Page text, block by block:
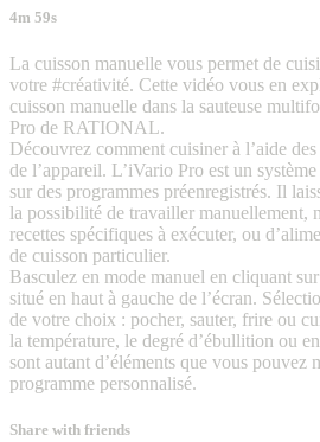
4m 59s
La cuisson manuelle vous permet de
votre #créativité. Cette vidéo vous en
cuisson manuelle dans la sauteuse
Pro de RATIONAL.
Découvrez comment cuisiner à l’aide
de l’appareil. L’iVario Pro est un
sur des programmes préenregistrés. Il
la possibilité de travailler manuellement,
recettes spécifiques à exécuter, ou
de cuisson particulier.
Basculez en mode manuel en cliquant
situé en haut à gauche de l’écran.
de votre choix : pocher, sauter, frire ou
la température, le degré d’ébullition ou
sont autant d’éléments que vous
programme personnalisé.
Share with friends